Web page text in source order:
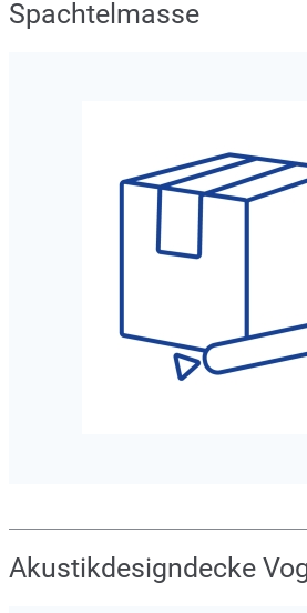
Spachtelmasse
Akustikdesigndecke